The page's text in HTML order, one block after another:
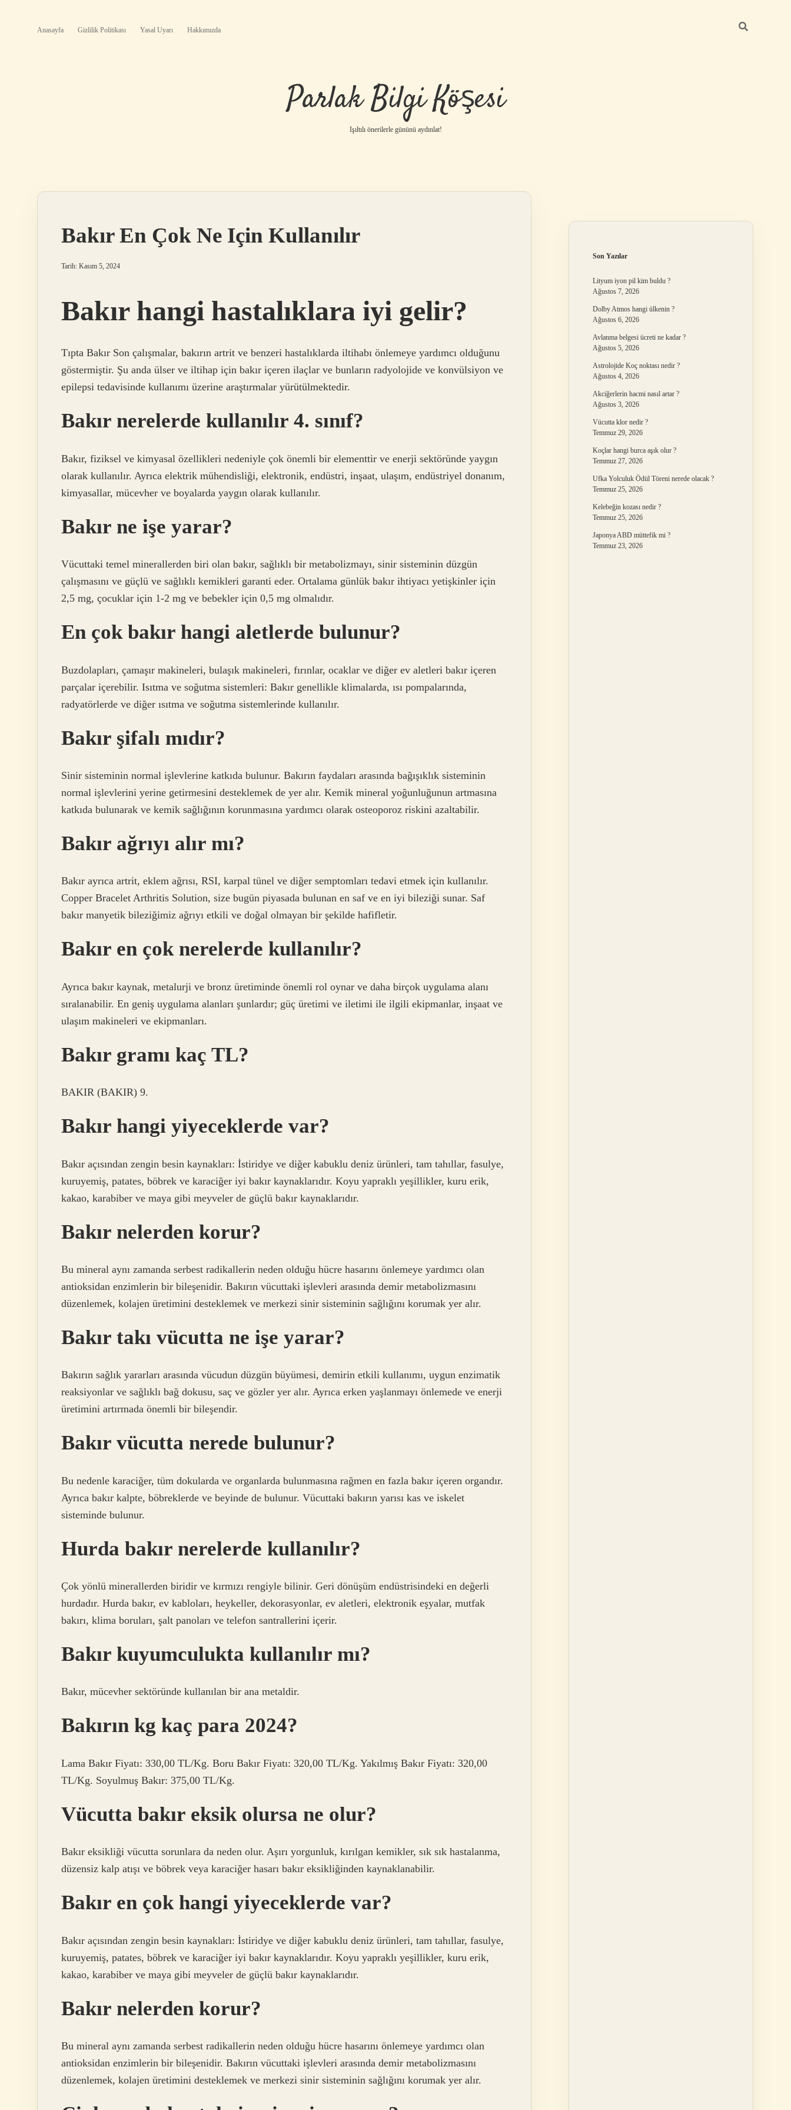
Anasayfa Gizlilik Politikası Yasal Uyarı Hakkımızda
Parlak Bilgi Köşesi
Işıltılı önerilerle gününü aydınlat!
Bakır En Çok Ne Için Kullanılır
Tarih: Kasım 5, 2024
Bakır hangi hastalıklara iyi gelir?
Tıpta Bakır Son çalışmalar, bakırın artrit ve benzeri hastalıklarda iltihabı önlemeye yardımcı olduğunu
göstermiştir. Şu anda ülser ve iltihap için bakır içeren ilaçlar ve bunların radyolojide ve konvülsiyon ve
epilepsi tedavisinde kullanımı üzerine araştırmalar yürütülmektedir.
Bakır nerelerde kullanılır 4. sınıf?
Bakır, fiziksel ve kimyasal özellikleri nedeniyle çok önemli bir elementtir ve enerji sektöründe yaygın
olarak kullanılır. Ayrıca elektrik mühendisliği, elektronik, endüstri, inşaat, ulaşım, endüstriyel donanım,
kimyasallar, mücevher ve boyalarda yaygın olarak kullanılır.
Bakır ne işe yarar?
Vücuttaki temel minerallerden biri olan bakır, sağlıklı bir metabolizmayı, sinir sisteminin düzgün
çalışmasını ve güçlü ve sağlıklı kemikleri garanti eder. Ortalama günlük bakır ihtiyacı yetişkinler için
2,5 mg, çocuklar için 1-2 mg ve bebekler için 0,5 mg olmalıdır.
En çok bakır hangi aletlerde bulunur?
Buzdolapları, çamaşır makineleri, bulaşık makineleri, fırınlar, ocaklar ve diğer ev aletleri bakır içeren
parçalar içerebilir. Isıtma ve soğutma sistemleri: Bakır genellikle klimalarda, ısı pompalarında,
radyatörlerde ve diğer ısıtma ve soğutma sistemlerinde kullanılır.
Bakır şifalı mıdır?
Sinir sisteminin normal işlevlerine katkıda bulunur. Bakırın faydaları arasında bağışıklık sisteminin
normal işlevlerini yerine getirmesini desteklemek de yer alır. Kemik mineral yoğunluğunun artmasına
katkıda bulunarak ve kemik sağlığının korunmasına yardımcı olarak osteoporoz riskini azaltabilir.
Bakır ağrıyı alır mı?
Bakır ayrıca artrit, eklem ağrısı, RSI, karpal tünel ve diğer semptomları tedavi etmek için kullanılır.
Copper Bracelet Arthritis Solution, size bugün piyasada bulunan en saf ve en iyi bileziği sunar. Saf
bakır manyetik bileziğimiz ağrıyı etkili ve doğal olmayan bir şekilde hafifletir.
Bakır en çok nerelerde kullanılır?
Ayrıca bakır kaynak, metalurji ve bronz üretiminde önemli rol oynar ve daha birçok uygulama alanı
sıralanabilir. En geniş uygulama alanları şunlardır; güç üretimi ve iletimi ile ilgili ekipmanlar, inşaat ve
ulaşım makineleri ve ekipmanları.
Bakır gramı kaç TL?
BAKIR (BAKIR) 9.
Bakır hangi yiyeceklerde var?
Bakır açısından zengin besin kaynakları: İstiridye ve diğer kabuklu deniz ürünleri, tam tahıllar, fasulye,
kuruyemiş, patates, böbrek ve karaciğer iyi bakır kaynaklarıdır. Koyu yapraklı yeşillikler, kuru erik,
kakao, karabiber ve maya gibi meyveler de güçlü bakır kaynaklarıdır.
Bakır nelerden korur?
Bu mineral aynı zamanda serbest radikallerin neden olduğu hücre hasarını önlemeye yardımcı olan
antioksidan enzimlerin bir bileşenidir. Bakırın vücuttaki işlevleri arasında demir metabolizmasını
düzenlemek, kolajen üretimini desteklemek ve merkezi sinir sisteminin sağlığını korumak yer alır.
Bakır takı vücutta ne işe yarar?
Bakırın sağlık yararları arasında vücudun düzgün büyümesi, demirin etkili kullanımı, uygun enzimatik
reaksiyonlar ve sağlıklı bağ dokusu, saç ve gözler yer alır. Ayrıca erken yaşlanmayı önlemede ve enerji
üretimini artırmada önemli bir bileşendir.
Bakır vücutta nerede bulunur?
Bu nedenle karaciğer, tüm dokularda ve organlarda bulunmasına rağmen en fazla bakır içeren organdır.
Ayrıca bakır kalpte, böbreklerde ve beyinde de bulunur. Vücuttaki bakırın yarısı kas ve iskelet
sisteminde bulunur.
Hurda bakır nerelerde kullanılır?
Çok yönlü minerallerden biridir ve kırmızı rengiyle bilinir. Geri dönüşüm endüstrisindeki en değerli
hurdadır. Hurda bakır, ev kabloları, heykeller, dekorasyonlar, ev aletleri, elektronik eşyalar, mutfak
bakırı, klima boruları, şalt panoları ve telefon santrallerini içerir.
Bakır kuyumculukta kullanılır mı?
Bakır, mücevher sektöründe kullanılan bir ana metaldir.
Bakırın kg kaç para 2024?
Lama Bakır Fiyatı: 330,00 TL/Kg. Boru Bakır Fiyatı: 320,00 TL/Kg. Yakılmış Bakır Fiyatı: 320,00
TL/Kg. Soyulmuş Bakır: 375,00 TL/Kg.
Vücutta bakır eksik olursa ne olur?
Bakır eksikliği vücutta sorunlara da neden olur. Aşırı yorgunluk, kırılgan kemikler, sık sık hastalanma,
düzensiz kalp atışı ve böbrek veya karaciğer hasarı bakır eksikliğinden kaynaklanabilir.
Bakır en çok hangi yiyeceklerde var?
Bakır açısından zengin besin kaynakları: İstiridye ve diğer kabuklu deniz ürünleri, tam tahıllar, fasulye,
kuruyemiş, patates, böbrek ve karaciğer iyi bakır kaynaklarıdır. Koyu yapraklı yeşillikler, kuru erik,
kakao, karabiber ve maya gibi meyveler de güçlü bakır kaynaklarıdır.
Bakır nelerden korur?
Bu mineral aynı zamanda serbest radikallerin neden olduğu hücre hasarını önlemeye yardımcı olan
antioksidan enzimlerin bir bileşenidir. Bakırın vücuttaki işlevleri arasında demir metabolizmasını
düzenlemek, kolajen üretimini desteklemek ve merkezi sinir sisteminin sağlığını korumak yer alır.
Son Yazılar
Lityum iyon pil kim buldu ?
Ağustos 7, 2026
Dolby Atmos hangi ülkenin ?
Ağustos 6, 2026
Avlanma belgesi ücreti ne kadar ?
Ağustos 5, 2026
Astrolojide Koç noktası nedir ?
Ağustos 4, 2026
Akciğerlerin hacmi nasıl artar ?
Ağustos 3, 2026
Vücutta klor nedir ?
Temmuz 29, 2026
Koçlar hangi burca aşık olur ?
Temmuz 27, 2026
Ufka Yolculuk Ödül Töreni nerede olacak ?
Temmuz 25, 2026
Kelebeğin kozası nedir ?
Temmuz 25, 2026
Japonya ABD müttefik mi ?
Temmuz 23, 2026